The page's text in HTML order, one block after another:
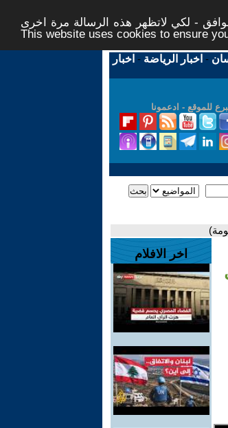
- لكي لاتظهر هذه الرسالة مرة اخرى -
This website uses cookies to ensure
- اخبار الرياضة - اخبار
للموقع - ادعمونا
اخر الافلام